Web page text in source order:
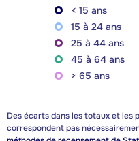
< 15 ans
15 à 24 ans
25 à 44 ans
45 à 64 ans
> 65 ans
Des écarts dans les totaux et les
correspondent pas